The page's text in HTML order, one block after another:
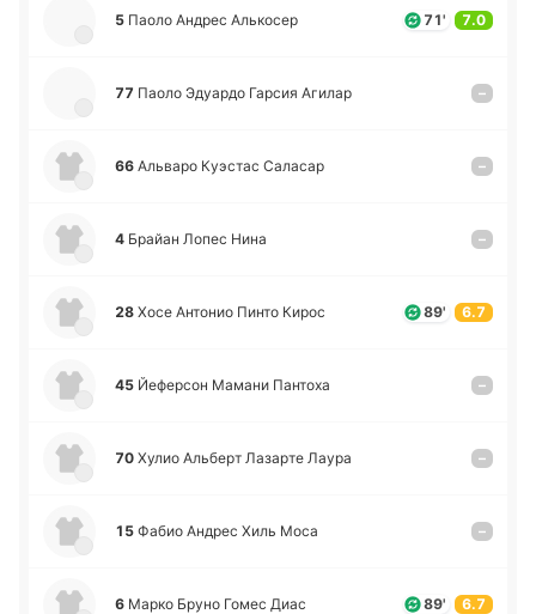
5 Паоло Андрес Алько­сер 71' 7.0
77 Паоло Эдуа­рдо Гарсия Агилар –
66 Альва­ро Куэ­стас Са­ла­сар –
4 Брайан Лопес Нина –
28 Хосе Анто­нио Пинто Кирос 89' 6.7
45 Йе­фе­рсон Мамани Па­нто­ха –
70 Хулио Альберт Ла­за­рте Лаура –
15 Фабио Андрес Хиль Моса –
6 Марко Бруно Гомес Диас 89' 6.7